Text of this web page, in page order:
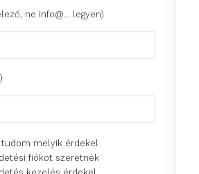
ne info@... legyen)
tudom melyik érdekel
fiókot szeretnék